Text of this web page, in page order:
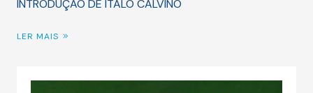
INTRODUÇÃO DE ITALO CALVINO
LER MAIS